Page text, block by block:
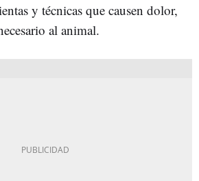
y técnicas que causen dolor,
al animal.